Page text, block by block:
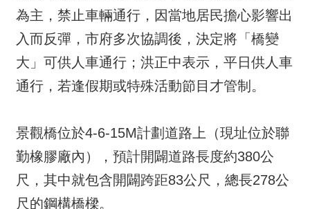
為主，禁止車輛通行，因當地居民擔心影響出
入而反彈，市府多次協調後，決定將「橋變
大」可供人車通行；洪正中表示，平日供人車
通行，若逢假期或特殊活動節目才管制。
景觀橋位於4-6-15M計劃道路上（現址位於聯
勤橡膠廠內），預計開闢道路長度約380公
尺，其中就包含開闢跨距83公尺，總長278公
尺的鋼構橋樑。